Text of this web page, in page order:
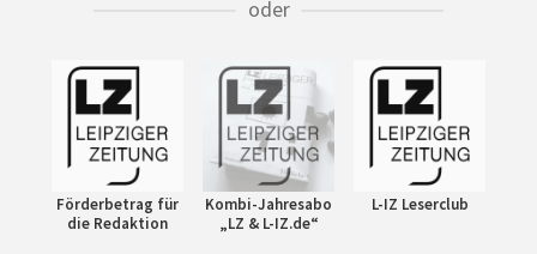
oder
Förderbetrag für
die Redaktion
Kombi-Jahresabo
„LZ & L-IZ.de“
L-IZ Leserclub